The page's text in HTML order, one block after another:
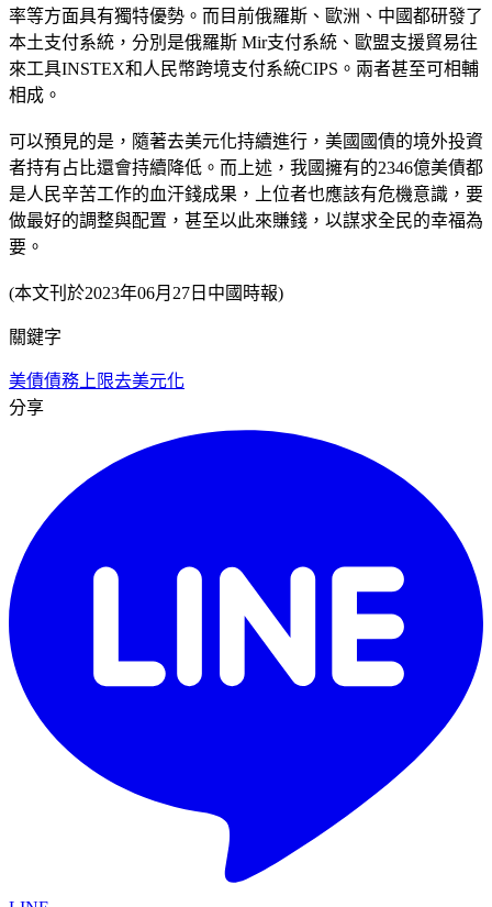
率等方面具有獨特優勢。而目前俄羅斯、歐洲、中國都研發了
本土支付系統，分別是俄羅斯 Mir支付系統、歐盟支援貿易往
來工具INSTEX和人民幣跨境支付系統CIPS。兩者甚至可相輔
相成。
可以預見的是，隨著去美元化持續進行，美國國債的境外投資
者持有占比還會持續降低。而上述，我國擁有的2346億美債都
是人民辛苦工作的血汗錢成果，上位者也應該有危機意識，要
做最好的調整與配置，甚至以此來賺錢，以謀求全民的幸福為
要。
(本文刊於2023年06月27日中國時報)
關鍵字
美債債務上限去美元化
分享